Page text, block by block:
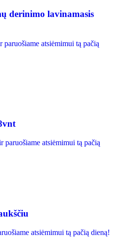
derinimo lavinamasis
atsiėmimui tą pačią
atsiėmimui tą pačią
atsiėmimui tą pačią dieną!